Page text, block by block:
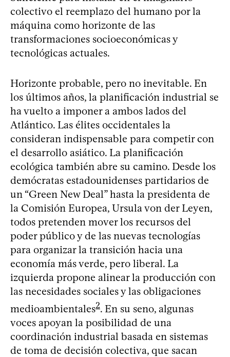
colectivo el reemplazo del humano por la
máquina como horizonte de las
transformaciones socioeconómicas y
tecnológicas actuales.
Horizonte probable, pero no inevitable. En
los últimos años, la planificación industrial se
ha vuelto a imponer a ambos lados del
Atlántico. Las élites occidentales la
consideran indispensable para competir con
el desarrollo asiático. La planificación
ecológica también abre su camino. Desde los
demócratas estadounidenses partidarios de
un “Green New Deal” hasta la presidenta de
la Comisión Europea, Ursula von der Leyen,
todos pretenden mover los recursos del
poder público y de las nuevas tecnologías
para organizar la transición hacia una
economía más verde, pero liberal. La
izquierda propone alinear la producción con
las necesidades sociales y las obligaciones
medioambientales2. En su seno, algunas
voces apoyan la posibilidad de una
coordinación industrial basada en sistemas
de toma de decisión colectiva, que sacan